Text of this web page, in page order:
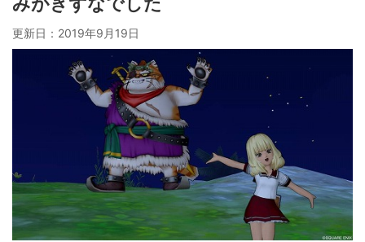
更新日： 2019年9月19日